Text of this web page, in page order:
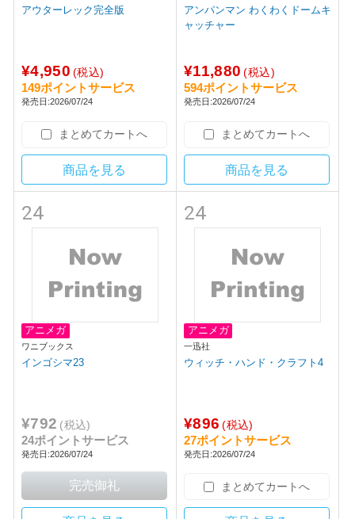
アウターレック完全版
¥4,950 (税込)
149ポイントサービス
発売日:2026/07/24
まとめてカートへ
商品を見る
アンパンマン わくわくドームキ
ャッチャー
¥11,880 (税込)
594ポイントサービス
発売日:2026/07/24
まとめてカートへ
商品を見る
24
アニメガ
ワニブックス
インゴシマ23
¥792 (税込)
24ポイントサービス
発売日:2026/07/24
24
アニメガ
一迅社
ウィッチ・ハンド・クラフト4
¥896 (税込)
27ポイントサービス
発売日:2026/07/24
まとめてカートへ